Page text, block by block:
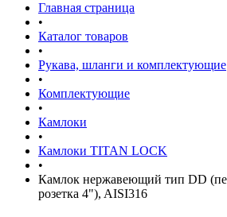
Главная страница
•
Каталог товаров
•
Рукава, шланги и комплектующие
•
Комплектующие
•
Камлоки
•
Камлоки TITAN LOCK
•
Камлок нержавеющий тип DD
розетка 4"), AISI316